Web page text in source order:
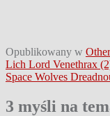
Opublikowany w
Nawigacja
wpisu
Lich Lord Venethrax
Space Wolves
3 myśli na